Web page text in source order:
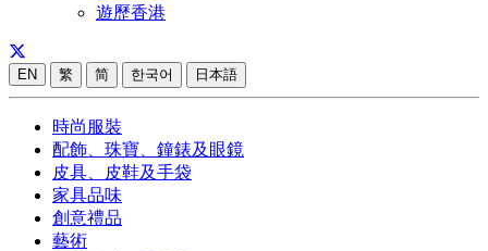
遊歷香港
EN 繁 简 한국어 日本語
時尚服裝
配飾、珠寶、鐘錶及眼鏡
皮具、皮鞋及手袋
家具品味
創意禮品
藝術